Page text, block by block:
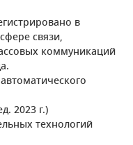
в
связи,
коммуникаций
2023 г.)
технологий